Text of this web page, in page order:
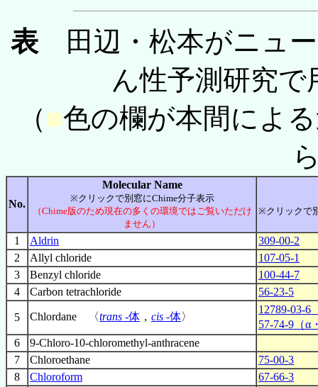
表 田辺・松本がニュ
ん性予測研究
（■色の欄が本間によ
No.
Molecular Name
※クリックで別窓にChime分子表示
（Chime版のため現在の多くの環境ではご覧いただけ
ません）
※クリックで
1 Aldrin
309-00-2
2
Allyl chloride
107-05-1
3
Benzyl chloride
100-44-7
4
Carbon tetrachloride 56-23-5
5 Chlordane 〈trans -体 ， cis -体〉
12789-03-6
57-74-9（α
6
9-Chloro-10-chloromethyl-anthracene
7
Chloroethane
75-00-3
8
Chloroform
67-66-3